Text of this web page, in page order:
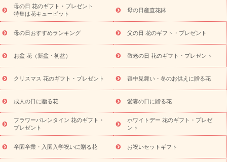
念日
結婚祝い 出産祝い 退院祝い・快気祝い
寿祝い
プチギフト ペットのお祝いフラワー
供え・お悔やみ商品一覧
お供え・お悔やみの花
四十九日法要以
お供え プリザーブドフラワー
ペットのお供えフラワー
お盆（新
盆・初盆）
その他 お祝い返し お見舞い
お取り寄せギフト
ビジネス用
ご自宅用 観葉植物 ミディ胡蝶蘭
プリザーブ
ドフラワー
スタイルから探す アレンジメント 花束
スタ
ンド花
お祝い お供え・お悔やみ 胡蝶蘭 胡蝶蘭・花鉢
ディ胡蝶蘭・お祝い
ミディ胡蝶蘭・お供え
世界初の青色胡蝶蘭
観葉植物
観葉植物 産直多肉植物
プリザーブドフラワー
お祝い
お供え・お悔やみ 花とセットギフト
セミオーダー
プチギフト（hanamore -ハナモア-）
花とみどりのeギフト
キューピットのeGfit
カラー ピンク イエローオレンジ
レッ
母の日 花のギフト・プレゼント
特集は花キューピット
母の日産直花鉢
母の日おすすめランキング 父の日 花のギフト・プレゼント
お盆 花（新盆・初盆） 敬老の日 花のギフト・プレゼント
クリスマス 花のギフト・プレゼント 喪中見舞い・冬のお供えに贈る花
成人の日に贈る花 愛妻の日に贈る花
フラワーバレンタイン 花のギフト・
プレゼント
ホワイトデー 花のギフト・プレゼ
ント
卒園卒業・入園入学祝いに贈る花 お祝いセットギフト